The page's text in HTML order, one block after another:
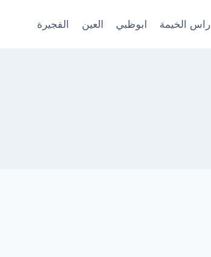
راس الخيمة ابوظبي العين الفجيرة